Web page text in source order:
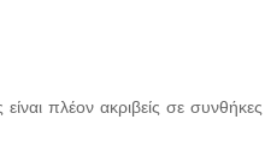
πλέον ακριβείς σε